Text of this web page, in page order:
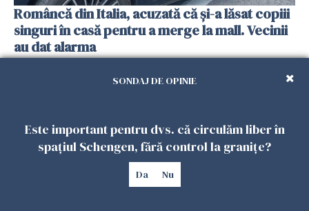
Româncă din Italia, acuzată că și-a lăsat copiii
singuri în casă pentru a merge la mall. Vecinii
au dat alarma
25 IULIE 2026
SONDAJ DE OPINIE
Este important pentru dvs. că circulăm liber în
spațiul Schengen, fără control la granițe?
Da Nu